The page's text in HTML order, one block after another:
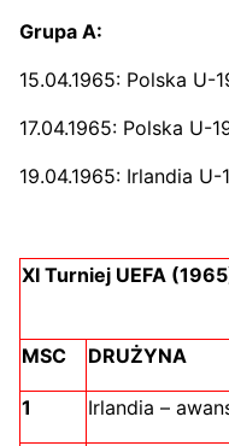
Grupa A:
15.04.1965: Polska U-
17.04.1965: Polska U-
19.04.1965: Irlandia
XI Turniej
MSC DRUŻYNA
1 Irlandia –